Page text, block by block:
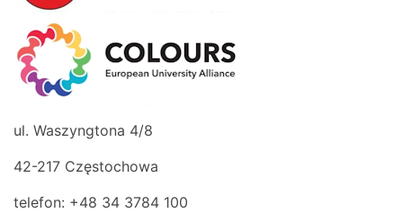
ul. Waszyngtona 4/8
42-217 Częstochowa
telefon: +48 34 3784 100